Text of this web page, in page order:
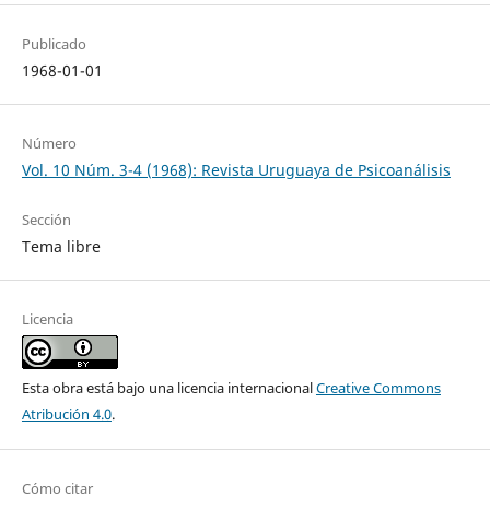
Publicado
1968-01-01
Número
Vol. 10 Núm. 3-4 (1968): Revista Uruguaya de Psicoanálisis
Sección
Tema libre
Licencia
Esta obra está bajo una licencia internacionalCreative Commons
Atribución 4.0.
Cómo citar